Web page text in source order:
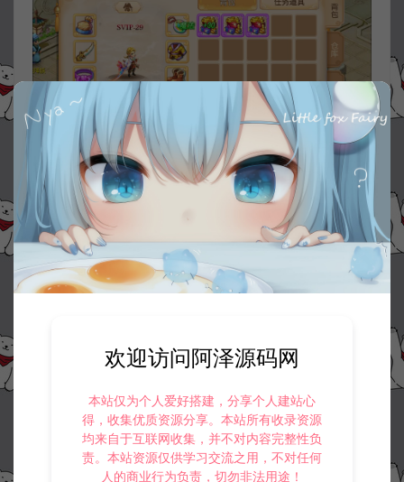
欢迎访问阿泽源码网
本站仅为个人爱好搭建，分享个人建站心
得，收集优质资源分享。本站所有收录资源
均来自于互联网收集，并不对内容完整性负
责。本站资源仅供学习交流之用，不对任何
人的商业行为负责，切勿非法用途！